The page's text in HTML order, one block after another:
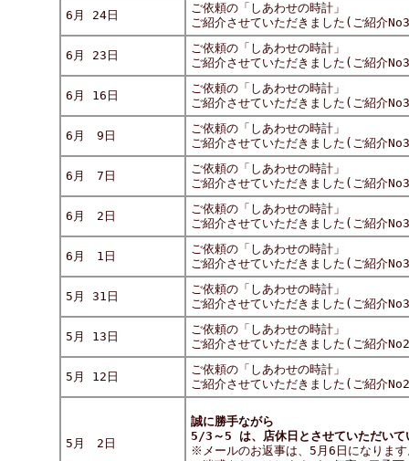
6月 24日
ご依頼の「しあわせの時計」
ご紹介させていただきました(ご紹介
6月 23日
ご依頼の「しあわせの時計」
ご紹介させていただきました(ご紹介
6月 16日
ご依頼の「しあわせの時計」
ご紹介させていただきました(ご紹介
6月 9日
ご依頼の「しあわせの時計」
ご紹介させていただきました(ご紹介
6月 7日
ご依頼の「しあわせの時計」
ご紹介させていただきました(ご紹介
6月 2日
ご依頼の「しあわせの時計」
ご紹介させていただきました(ご紹介
6月 1日
ご依頼の「しあわせの時計」
ご紹介させていただきました(ご紹介
5月 31日
ご依頼の「しあわせの時計」
ご紹介させていただきました(ご紹介
5月 13日
ご依頼の「しあわせの時計」
ご紹介させていただきました(ご紹介
5月 12日
ご依頼の「しあわせの時計」
ご紹介させていただきました(ご紹介
5月 2日
誠に勝手ながら
5/3～5 は、店休日とさせていただいて
※メールのお返事は、5月6日になりま